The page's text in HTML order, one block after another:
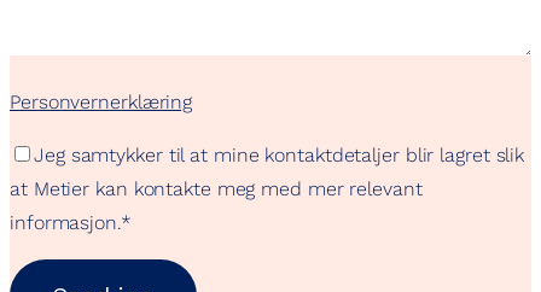
Personvernerklæring
Jeg samtykker til at mine kontaktdetaljer blir lagret slik
at Metier kan kontakte meg med mer relevant
informasjon.*